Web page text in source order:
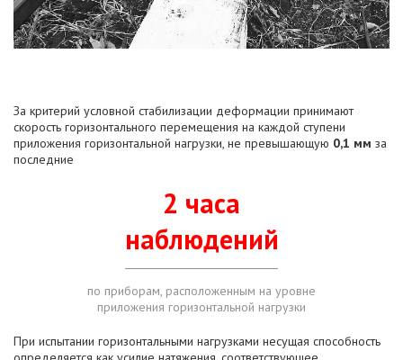
За критерий условной стабилизации деформации принимают
скорость горизонтального перемещения на каждой ступени
приложения горизонтальной нагрузки, не превышающую 0,1 мм за
последние
2 часа
наблюдений
по приборам, расположенным на уровне
приложения горизонтальной нагрузки
При испытании горизонтальными нагрузками несущая способность